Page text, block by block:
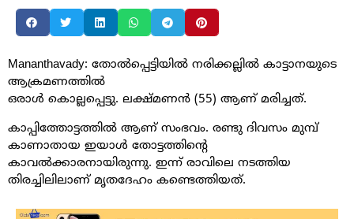
Mananthavady: തോൽപ്പെട്ടിയിൽ നരിക്കല്ലിൽ കാട്ടാനയുടെ
ആക്രമണത്തിൽ
ഒരാൾ കൊല്ലപ്പെട്ടു. ലക്ഷ്മണൻ (55) ആണ് മരിച്ചത്.
കാപ്പിത്തോട്ടത്തിൽ ആണ് സംഭവം. രണ്ടു ദിവസം മുമ്പ്
കാണാതായ ഇയാൾ തോട്ടത്തിന്റെ
കാവൽക്കാരനായിരുന്നു. ഇന്ന് രാവിലെ നടത്തിയ
തിരച്ചിലിലാണ് മൃതദേഹം കണ്ടെത്തിയത്.